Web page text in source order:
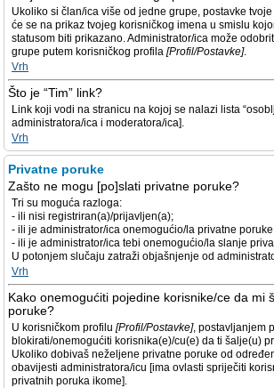
Ukoliko si član/ica više od jedne grupe, postavke
će se na prikaz tvojeg korisničkog imena u smislu
statusom biti prikazano. Administrator/ica može
grupe putem korisničkog profila [Profil/Postavke].
Vrh
Što je “Tim” link?
Link koji vodi na stranicu na kojoj se nalazi lista
administratora/ica i moderatora/ica].
Vrh
Privatne poruke
Zašto ne mogu [po]slati privatne poruke?
Tri su moguća razloga:
- ili nisi registriran(a)/prijavljen(a);
- ili je administrator/ica onemogućio/la privatne
- ili je administrator/ica tebi onemogućio/la slanje
U potonjem slučaju zatraži objašnjenje od
Vrh
Kako onemogućiti pojedine korisnike/ce da mi
poruke?
U korisničkom profilu [Profil/Postavke], postavljanjem
blokirati/onemogućiti korisnika(e)/cu(e) da ti šalje(u)
Ukoliko dobivaš neželjene privatne poruke od
obavijesti administratora/icu [ima ovlasti spriječiti
privatnih poruka ikome].